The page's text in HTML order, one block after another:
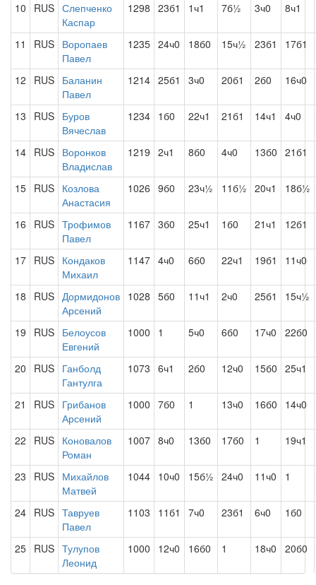
10 RUS Слепченко
Каспар
1298 23б1 1ч1 7б½ 3ч0 8ч1
11 RUS Воропаев
Павел
1235 24ч0 18б0 15ч½ 23б1 17б1
12 RUS Баланин
Павел
1214 25б1 3ч0 20б1 2б0 16ч0
13 RUS Буров
Вячеслав
1234 1б0 22ч1 21б1 14ч1 4ч0
14 RUS Воронков
Владислав
1219 2ч1 8б0 4ч0 13б0 21б1
15 RUS Козлова
Анастасия
1026 9б0 23ч½ 11б½ 20ч1 18б½
16 RUS Трофимов
Павел
1167 3б0 25ч1 1б0 21ч1 12б1
17 RUS Кондаков
Михаил
1147 4ч0 6б0 22ч1 19б1 11ч0
18 RUS Дормидонов
Арсений
1028 5б0 11ч1 2ч0 25б1 15ч½
19 RUS Белоусов
Евгений
1000 1 5ч0 6б0 17ч0 22б0
20 RUS Ганболд
Гантулга
1073 6ч1 2б0 12ч0 15б0 25ч1
21 RUS Грибанов
Арсений
1000 7б0 1 13ч0 16б0 14ч0
22 RUS Коновалов
Роман
1007 8ч0 13б0 17б0 1 19ч1
23 RUS Михайлов
Матвей
1044 10ч0 15б½ 24ч0 11ч0 1
24 RUS Тавруев
Павел
1103 11б1 7ч0 23б1 6ч0 1б0
25 RUS Тулупов
Леонид
1000 12ч0 16б0 1 18ч0 20б0